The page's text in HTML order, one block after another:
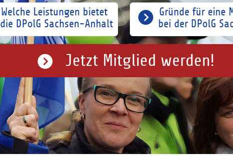
Gründe für eine
bei der DPolG
Welche Leistungen bietet
die DPolG Sachsen-Anhalt
Jetzt Mitglied werden!